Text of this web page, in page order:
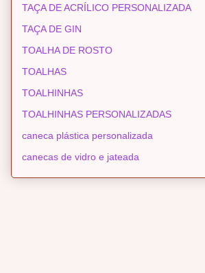
TAÇA DE ACRÍLICO PERSONALIZADA
TAÇA DE GIN
TOALHA DE ROSTO
TOALHAS
TOALHINHAS
TOALHINHAS PERSONALIZADAS
caneca plástica personalizada
canecas de vidro e jateada